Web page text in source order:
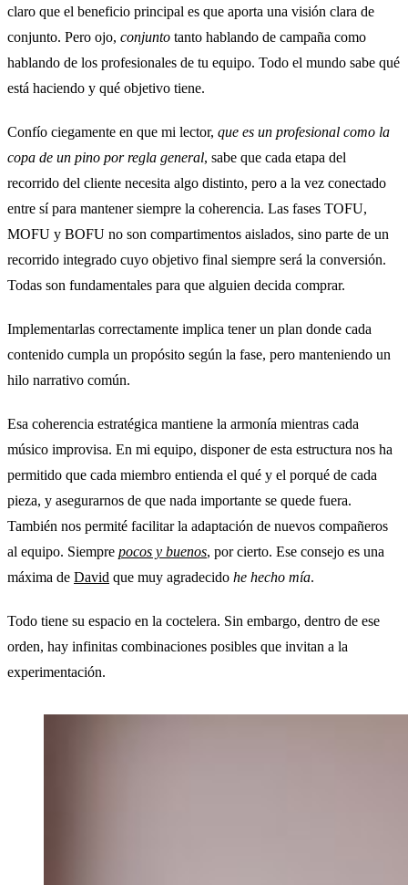
claro que el beneficio principal es que aporta una visión clara de
conjunto. Pero ojo, conjunto tanto hablando de campaña como
hablando de los profesionales de tu equipo. Todo el mundo sabe qué
está haciendo y qué objetivo tiene.
Confío ciegamente en que mi lector, que es un profesional como la
copa de un pino por regla general, sabe que cada etapa del
recorrido del cliente necesita algo distinto, pero a la vez conectado
entre sí para mantener siempre la coherencia. Las fases TOFU,
MOFU y BOFU no son compartimentos aislados, sino parte de un
recorrido integrado cuyo objetivo final siempre será la conversión.
Todas son fundamentales para que alguien decida comprar.
Implementarlas correctamente implica tener un plan donde cada
contenido cumpla un propósito según la fase, pero manteniendo un
hilo narrativo común.
Esa coherencia estratégica mantiene la armonía mientras cada
músico improvisa. En mi equipo, disponer de esta estructura nos ha
permitido que cada miembro entienda el qué y el porqué de cada
pieza, y asegurarnos de que nada importante se quede fuera.
También nos permité facilitar la adaptación de nuevos compañeros
al equipo. Siempre pocos y buenos, por cierto. Ese consejo es una
máxima de David que muy agradecido he hecho mía.
Todo tiene su espacio en la coctelera. Sin embargo, dentro de ese
orden, hay infinitas combinaciones posibles que invitan a la
experimentación.